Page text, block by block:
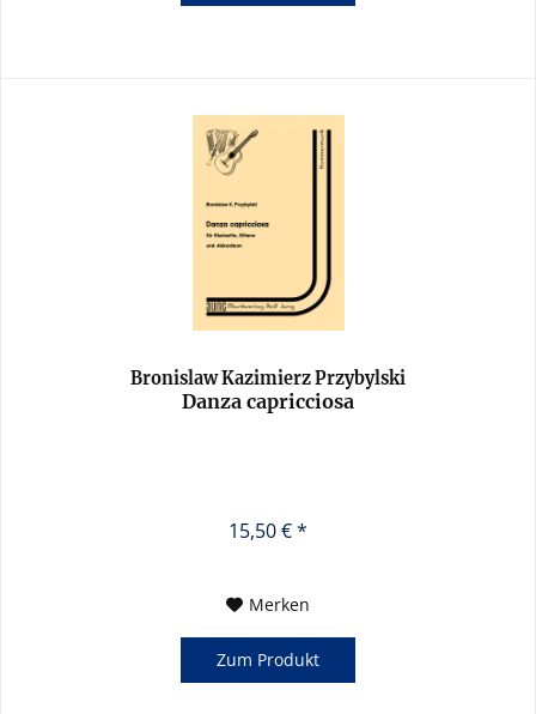
Bronislaw Kazimierz Przybylski
Danza capricciosa
15,50 € *
Merken
Zum Produkt